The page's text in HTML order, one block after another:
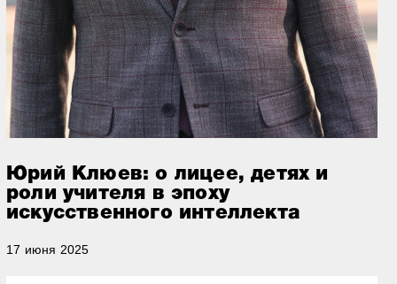
Юрий Клюев: о лицее, детях и
роли учителя в эпоху
искусственного интеллекта
17 июня 2025